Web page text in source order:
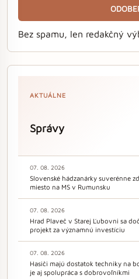
Bez spamu, len redakčný
AKTUÁLNE
Správy
07. 08. 2026
Slovenské hádzanárky suverénne
miesto na MS v Rumunsku
07. 08. 2026
Hrad Plaveč v Starej Ľubovni sa
projekt za významnú investíciu
07. 08. 2026
Hasiči majú dostatok techniky na
je aj spolupráca s dobrovoľníkmi